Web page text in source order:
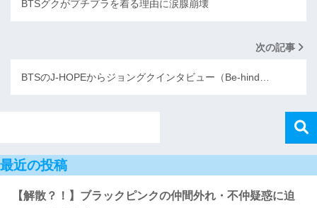
BTSグクがプチプラを着る理由に涙腺崩壊
次の記事
BTSのJ-HOPEからジョングクインタビュー（Be-hind…
最近の投稿
【解散？！】ブラックピンクの仲間外れ・不仲疑惑に迫